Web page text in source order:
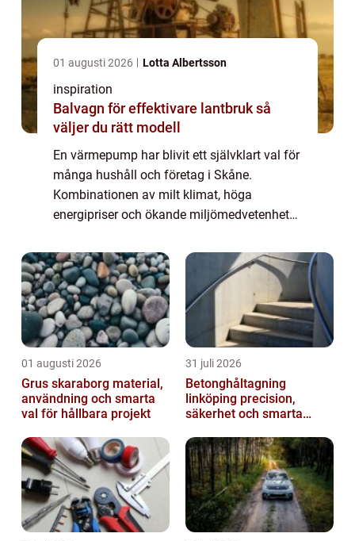
01 augusti 2026 Lotta Albertsson
inspiration
Balvagn för effektivare lantbruk så
väljer du rätt modell
En värmepump har blivit ett självklart val för
många hushåll och företag i Skåne.
Kombinationen av milt klimat, höga
energipriser och ökande miljömedvetenhet
att utnyttja lagrad värme i luft, mark eller
vat...
01 augusti 2026
Grus skaraborg material,
användning och smarta
val för hållbara projekt
31 juli 2026
Betonghåltagning
linköping precision,
säkerhet och smarta